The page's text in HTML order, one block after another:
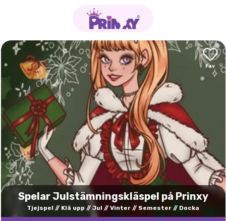
Spelar Julstämningskläspel på Prinxy
Tjejspel Klä upp Jul Vinter Semester Docka